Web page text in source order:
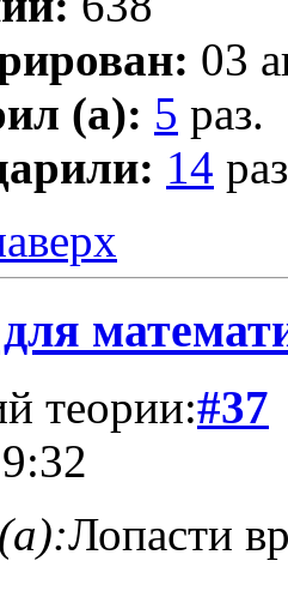
03
(а): 5 раз.
14
теории:#37
Лопасти